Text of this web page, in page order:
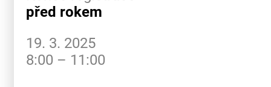
před rokem
19. 3. 2025
8:00 – 11:00